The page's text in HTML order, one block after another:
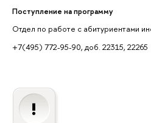
Поступление на программу
Отдел по работе с абитуриентами
+7(495) 772-95-90, доб. 22315, 22265